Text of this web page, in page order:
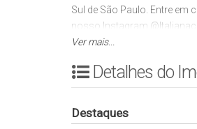
Sul de São Paulo. Entre
nosso Instagram
Ver mais...
Detalhes do
Destaques